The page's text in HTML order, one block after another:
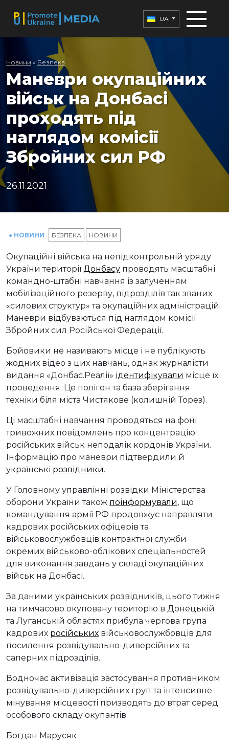
UA
Новини » Безпека
Маневри окупаційних
військ на Донбасі
проходять під
наглядом комісії
Збройних сил РФ
26.11.2021
● НОВИНИ БЕЗПЕКА НОВИНИ
Окупаційні війська на непідконтрольній уряду
України території Донбасу проводять масштабні
командно-штабні навчання із залученням
мобілізаційного резерву, підрозділів так званих
«силових структур» та окупаційних адміністрацій.
Маневри відбуваються під наглядом комісії
Збройних сил Російської Федерації.
Бойовики не називають місце і не публікують
жодних відео з цих навчань, однак журналісти
видання «Донбас.Реалії» ідентифікували місце їх
проведення. Це полігон та база зберігання
техніки біля міста Чистякове (колишній Торез).
Ці масштабні навчання проводяться на фоні
тривожних повідомлень про концентрацію
російських військ неподалік кордонів України.
Інформацію про маневри підтвердили й
українські розвідники.
У Головному управлінні розвідки Міністерства
оборони України також поінформували, що
командування армії РФ продовжує направляти
кадрових російських офіцерів та
військовослужбовців контрактної служби
окремих військово-облікових спеціальностей
для виконання завдань у складі окупаційних
військ на Донбасі.
За даними українських розвідників, цього тижня
на тимчасово окуповану територію в Донецькій
та Луганській областях прибула чергова група
кадрових російських військовослужбовців для
посилення розвідувально-диверсійних та
саперних підрозділів.
Водночас активізація застосування противником
розвідувально-диверсійних груп та інтенсивне
мінування місцевості призводять до втрат серед
особового складу окупантів.
Богдан Марусяк